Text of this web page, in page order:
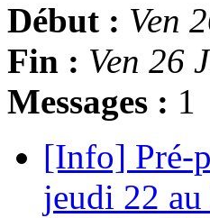
Début : Ven
Fin : Ven 26
Messages : 1
[Info] Pré-
jeudi 22